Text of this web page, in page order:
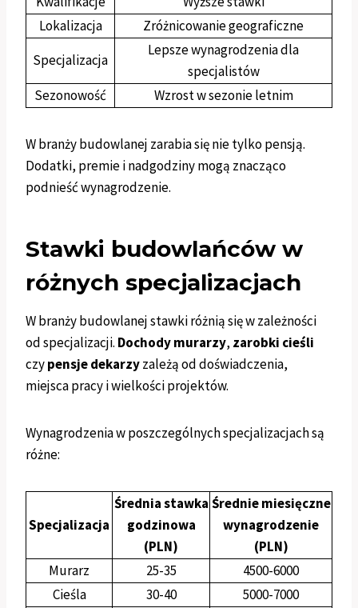
Lokalizacja
Zróżnicowanie geograficzne
Specjalizacja
Lepsze wynagrodzenia dla
specjalistów
Sezonowość
Wzrost w sezonie letnim
W branży budowlanej zarabia się nie tylko pensją.
Dodatki, premie i nadgodziny mogą znacząco
podnieść wynagrodzenie.
Stawki budowlańców w
różnych specjalizacjach
W branży budowlanej stawki różnią się w zależności
od specjalizacji. Dochody murarzy, zarobki cieśli
czypensje dekarzyzależą od doświadczenia,
miejsca pracy i wielkości projektów.
Wynagrodzenia w poszczególnych specjalizacjach są
różne:
Specjalizacja
Średnia stawka
godzinowa
(PLN)
Średnie miesięczne
wynagrodzenie
(PLN)
Murarz
25-35
4500-6000
Cieśla
30-40
5000-7000